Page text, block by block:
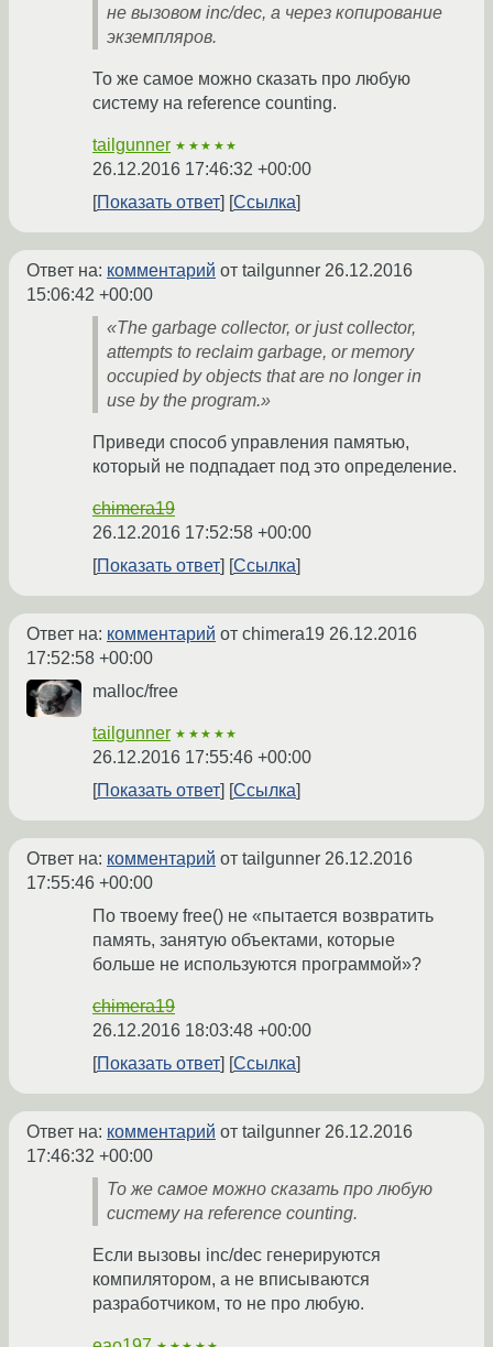
не вызовом inc/dec, а через копирование
экземпляров.
То же самое можно сказать про любую
систему на reference counting.
tailgunner ★★★★★
26.12.2016 17:46:32 +00:00
Показать ответ
Ссылка
Ответ на: комментарий от tailgunner 26.12.2016
15:06:42 +00:00
«The garbage collector, or just collector,
attempts to reclaim garbage, or memory
occupied by objects that are no longer in
use by the program.»
Приведи способ управления памятью,
который не подпадает под это определение.
chimera19
26.12.2016 17:52:58 +00:00
Показать ответ
Ссылка
Ответ на: комментарий от chimera19 26.12.2016
17:52:58 +00:00
malloc/free
tailgunner ★★★★★
26.12.2016 17:55:46 +00:00
Показать ответ
Ссылка
Ответ на: комментарий от tailgunner 26.12.2016
17:55:46 +00:00
По твоему free() не «пытается возвратить
память, занятую объектами, которые
больше не используются программой»?
chimera19
26.12.2016 18:03:48 +00:00
Показать ответ
Ссылка
Ответ на: комментарий от tailgunner 26.12.2016
17:46:32 +00:00
То же самое можно сказать про любую
систему на reference counting.
Если вызовы inc/dec генерируются
компилятором, а не вписываются
разработчиком, то не про любую.